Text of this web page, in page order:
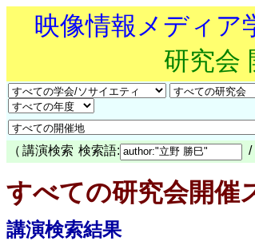
映像情報メディア
研究会
（ 講演検索 検索語: /
すべての研究会開催
講演検索結果